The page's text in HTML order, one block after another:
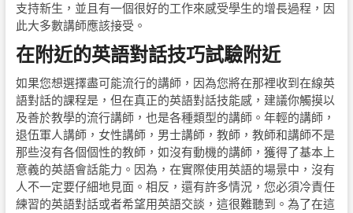
支持新生，並且有一個很好的工作來感受學生的增長過程，因
此大多數講師應該接受。
在附近的英語對話技巧試驗附近
如果您想選擇盡可能流行的講師，因為您將在那裡收到在線英
語對話的課程是，但在真正的英語對話技能感，建議你觸摸以
及善於教學的流行講師，也是各種類型的講師。年輕的講師，
退伍軍人講師，女性講師，男士講師，教師，教師和講師不是
那些沒有各個個性的教師，如沒有動機的講師，獲得了基本上
意義的英語會話能力。因為，在實際使用英語的場景中，沒有
人不一定要仔細地見面。相反，還有許多情況，您必須冷責任
練習的英語對話或者希望用英語交談，這很難聽到。為了在這